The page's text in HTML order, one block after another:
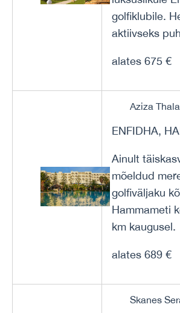
golfiklubile.
aktiivseks
alates 675 €
Aziza
ENFIDHA,
Ainult
mõeldud
golfiväljaku
Hammameti
km kaugusel.
alates 689 €
Skanes